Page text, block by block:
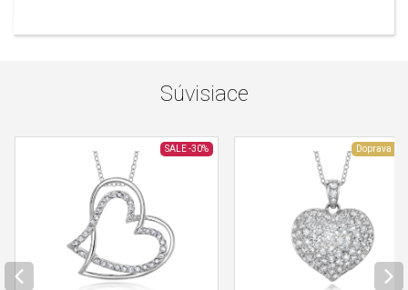
Súvisiace
SALE -30% Doprava